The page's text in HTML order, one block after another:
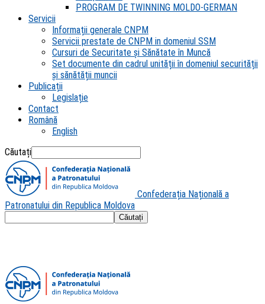
PROGRAM DE TWINNING MOLDO-GERMAN
Servicii
Informații generale CNPM
Servicii prestate de CNPM in domeniul SSM
Cursuri de Securitate și Sănătate în Muncă
Set documente din cadrul unității în domeniul securității
și sănătății muncii
Publicații
Legislație
Contact
Română
English
Căutați
Confederația Națională a
Patronatului din Republica Moldova